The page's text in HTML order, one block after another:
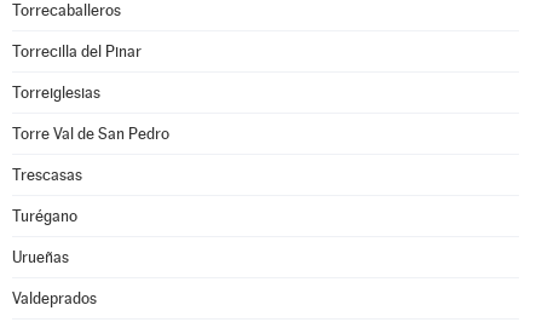
Torrecaballeros
Torrecilla del Pinar
Torreiglesias
Torre Val de San Pedro
Trescasas
Turégano
Urueñas
Valdeprados